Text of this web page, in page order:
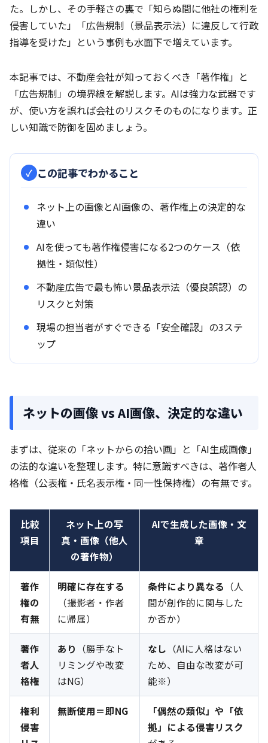
た。しかし、その手軽さの裏で「知らぬ間に他社の権利を
侵害していた」「広告規制（景品表示法）に違反して行政
指導を受けた」という事例も水面下で増えています。
本記事では、不動産会社が知っておくべき「著作権」と
「広告規制」の境界線を解説します。AIは強力な武器です
が、使い方を誤れば会社のリスクそのものになります。正
しい知識で防御を固めましょう。
この記事でわかること
ネット上の画像とAI画像の、著作権上の決定的な
違い
AIを使っても著作権侵害になる2つのケース（依
拠性・類似性）
不動産広告で最も怖い景品表示法（優良誤認）の
リスクと対策
現場の担当者がすぐできる「安全確認」の3ステ
ップ
ネットの画像 vs AI画像、決定的な違い
まずは、従来の「ネットからの拾い画」と「AI生成画像」
の法的な違いを整理します。特に意識すべきは、著作者人
格権（公表権・氏名表示権・同一性保持権）の有無です。
比較
項目
ネット上の写
真・画像（他人
の著作物）
AIで生成した画像・文
章
著作
権の
有無
明確に存在する
（撮影者・作者
に帰属）
条件により異なる （人
間が創作的に関与した
か否か）
著作
者人
格権
あり （勝手なト
リミングや改変
はNG）
なし （AIに人格はない
ため、自由な改変が可
能※）
権利
侵害
無断使用＝即NG
「偶然の類似」や「依
拠」による侵害リスク